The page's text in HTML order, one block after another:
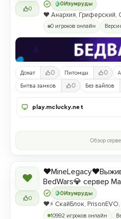
0
0 Изумруды
❤️ Анархия, Гриферский,
0 игроков онлайн
Донат 0 Питомцы 0
Битва замков 0 Без вайпов
play.mclucky.net
Обзор
❤
0
0Изумруды
BedWars💎 сервер
❤️⚡️ СкайБлок,
10992 игроков онлайн